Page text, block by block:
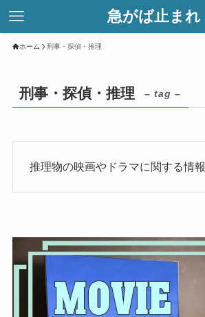
急がば止まれ
ホーム 刑事・探偵・推理
刑事・探偵・推理 – tag –
推理物の映画やドラマに関する情報